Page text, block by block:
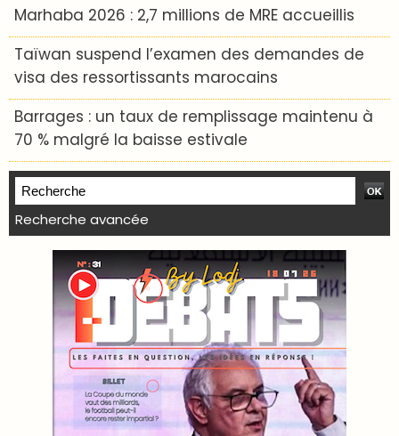
Marhaba 2026 : 2,7 millions de MRE accueillis
Taïwan suspend l’examen des demandes de
visa des ressortissants marocains
Barrages : un taux de remplissage maintenu à
70 % malgré la baisse estivale
Recherche avancée